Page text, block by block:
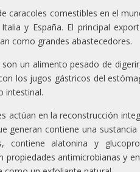
caracoles comestibles en el
y España. El principal
como grandes abastecedores.
un alimento pesado de
los jugos gástricos del
intestinal.
actúan en la reconstrucción
generan contiene una
contiene alatonina y
antimicrobianas y